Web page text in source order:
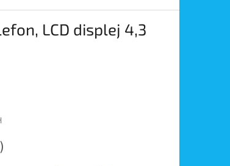
LCD displej 4,3